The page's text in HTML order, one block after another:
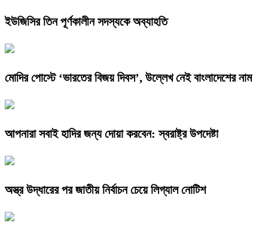
ইউজিসির তিন পূর্ণকালীন সদস্যকে অব্যাহতি
মোদির পোস্টে ‘ভারতের বিজয় দিবস’, উল্লেখ নেই বাংলাদেশের নাম
আপনারা সবাই হাদির জন্য দোয়া করবেন: স্বরাষ্ট্র উপদেষ্টা
অস্ত্র উদ্ধারের পর জাতীয় নির্বাচন চেয়ে লিগ্যাল নোটিশ